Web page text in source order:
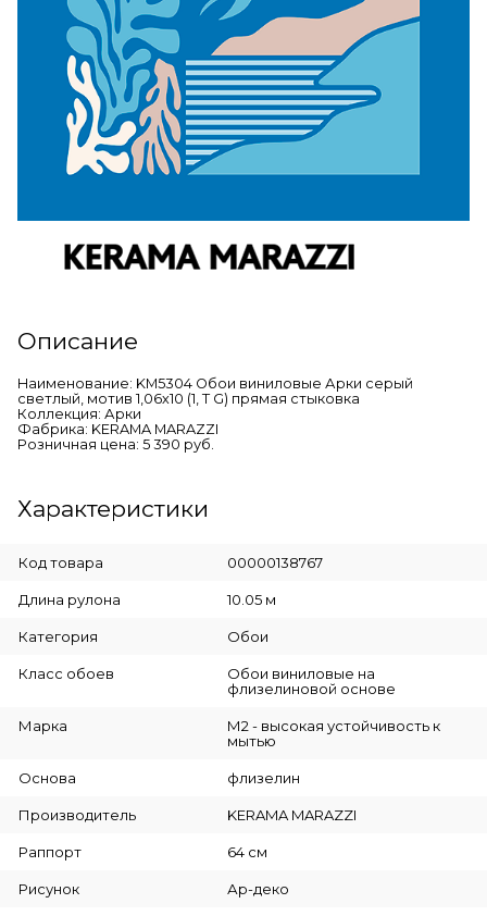
Описание
Наименование: KM5304 Обои виниловые Арки серый
светлый, мотив 1,06х10 (1, Т G) прямая стыковка
Коллекция: Арки
Фабрика: KERAMA MARAZZI
Розничная цена: 5 390 руб.
Характеристики
Код товара 00000138767
Длина рулона 10.05 м
Категория Обои
Класс обоев
Обои виниловые на
флизелиновой основе
Марка
М2 - высокая устойчивость к
мытью
Основа флизелин
Производитель KERAMA MARAZZI
Раппорт 64 см
Рисунок Ар-деко